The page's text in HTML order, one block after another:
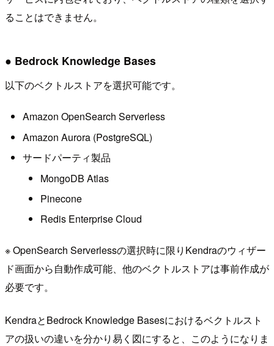
ることはできません。
● Bedrock Knowledge Bases
以下のベクトルストアを選択可能です。
Amazon OpenSearch Serverless
Amazon Aurora (PostgreSQL)
サードパーティ製品
MongoDB Atlas
Pinecone
Redis Enterprise Cloud
※ OpenSearch Serverlessの選択時に限りKendraのウィザー
ド画面から自動作成可能、他のベクトルストアは事前作成が
必要です。
KendraとBedrock Knowledge Basesにおけるベクトルスト
アの扱いの違いを分かり易く図にすると、このようになりま